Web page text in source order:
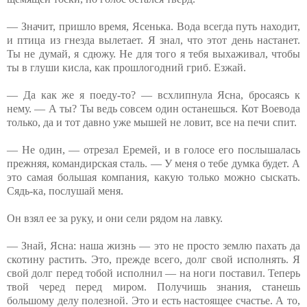
— Значит, пришло время, Ясенька. Вода всегда путь находит,
и птица из гнезда вылетает. Я знал, что этот день настанет.
Ты не думай, я сдюжу. Не для того я тебя выхаживал, чтобы
ты в глуши кисла, как прошлогодний гриб. Езжай.
— Да как же я поеду-то? — всхлипнула Ясна, бросаясь к
нему. — А ты? Ты ведь совсем один останешься. Кот Воевода
только, да и тот давно уже мышей не ловит, все на печи спит.
— Не один, — отрезал Еремей, и в голосе его послышалась
прежняя, командирская сталь. — У меня о тебе думка будет. А
это самая большая компания, какую только можно сыскать.
Сядь-ка, послушай меня.
Он взял ее за руку, и они сели рядом на лавку.
— Знай, Ясна: наша жизнь — это не просто землю пахать да
скотину растить. Это, прежде всего, долг свой исполнять. Я
свой долг перед тобой исполнил — на ноги поставил. Теперь
твой черед перед миром. Получишь знания, станешь
большому делу полезной. Это и есть настоящее счастье. А то,